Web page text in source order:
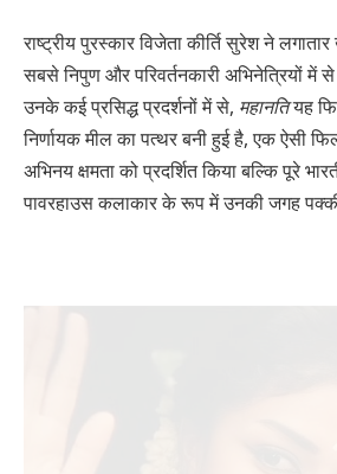
राष्ट्रीय पुरस्कार विजेता कीर्ति सुरेश ने
सबसे निपुण और परिवर्तनकारी अभिनेत्रियों में
उनके कई प्रसिद्ध प्रदर्शनों में से, महानतियह
निर्णायक मील का पत्थर बनी हुई है, एक ऐसी
अभिनय क्षमता को प्रदर्शित किया बल्कि पूरे
पावरहाउस कलाकार के रूप में उनकी जगह